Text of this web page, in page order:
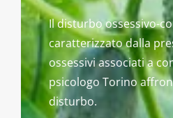
Il disturbo ossessivo-
caratterizzato dalla
ossessivi associati a
psicologo Torino
disturbo.